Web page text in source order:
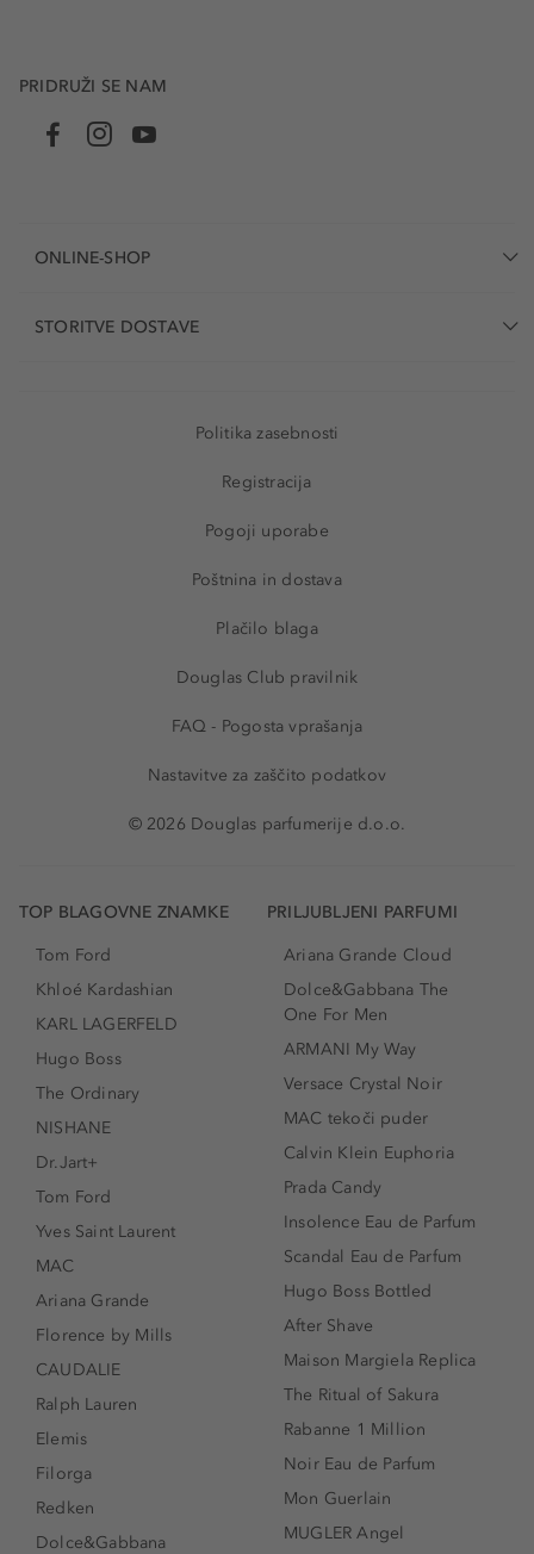
PRIDRUŽI SE NAM
ONLINE-SHOP
STORITVE DOSTAVE
Politika zasebnosti
Registracija
Pogoji uporabe
Poštnina in dostava
Plačilo blaga
Douglas Club pravilnik
FAQ - Pogosta vprašanja
Nastavitve za zaščito podatkov
© 2026 Douglas parfumerije d.o.o.
TOP BLAGOVNE ZNAMKE
Tom Ford
Khloé Kardashian
KARL LAGERFELD
Hugo Boss
The Ordinary
NISHANE
Dr.Jart+
Tom Ford
Yves Saint Laurent
MAC
Ariana Grande
Florence by Mills
CAUDALIE
Ralph Lauren
Elemis
Filorga
Redken
Dolce&Gabbana
PRILJUBLJENI PARFUMI
Ariana Grande Cloud
Dolce&Gabbana The
One For Men
ARMANI My Way
Versace Crystal Noir
MAC tekoči puder
Calvin Klein Euphoria
Prada Candy
Insolence Eau de Parfum
Scandal Eau de Parfum
Hugo Boss Bottled
After Shave
Maison Margiela Replica
The Ritual of Sakura
Rabanne 1 Million
Noir Eau de Parfum
Mon Guerlain
MUGLER Angel